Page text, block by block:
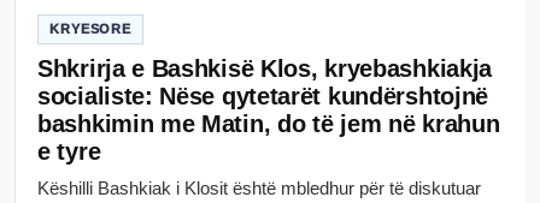
KRYESORE
Shkrirja e Bashkisë Klos, kryebashkiakja
socialiste: Nëse qytetarët kundërshtojnë
bashkimin me Matin, do të jem në krahun
e tyre
Këshilli Bashkiak i Klosit është mbledhur për të diskutuar